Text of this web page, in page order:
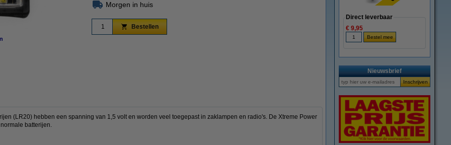
Morgen in huis
Bestellen
(LR20) hebben een spanning van 1,5 volt en worden veel toegepast in zaklampen en radio's. De Xtreme Power
batterijen.
Direct leverbaar
€ 9,95
Nieuwsbrief